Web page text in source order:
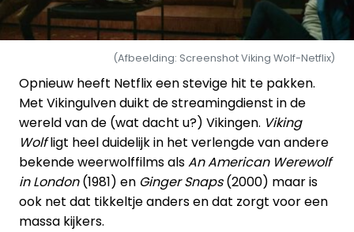
(Afbeelding: Screenshot Viking Wolf-Netflix)
Opnieuw heeft Netflix een stevige hit te pakken.
Met Vikingulven duikt de streamingdienst in de
wereld van de (wat dacht u?) Vikingen. Viking
Wolfligt heel duidelijk in het verlengde van andere
bekende weerwolffilms alsAn American Werewolf
in London(1981) en Ginger Snaps(2000) maar is
ook net dat tikkeltje anders en dat zorgt voor een
massa kijkers.